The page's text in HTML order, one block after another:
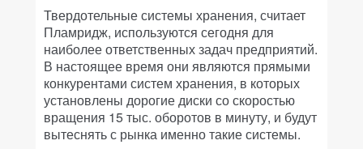
Твердотельные системы хранения, считает
Пламридж, используются сегодня для
наиболее ответственных задач предприятий.
В настоящее время они являются прямыми
конкурентами систем хранения, в которых
установлены дорогие диски со скоростью
вращения 15 тыс. оборотов в минуту, и будут
вытеснять с рынка именно такие системы.